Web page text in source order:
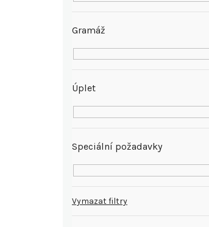
Gramáž
Úplet
Speciální požadavky
Vymazat filtry